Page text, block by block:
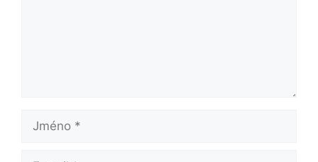
Jméno